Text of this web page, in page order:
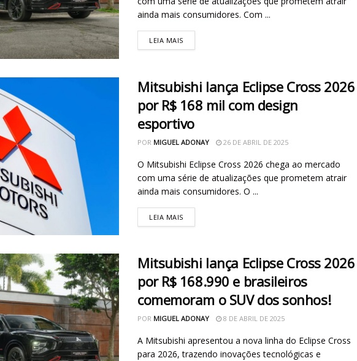
ainda mais consumidores. Com ...
LEIA MAIS
Mitsubishi lança Eclipse Cross 2026
por R$ 168 mil com design
esportivo
POR MIGUEL ADONAY 26 DE ABRIL DE 2025
O Mitsubishi Eclipse Cross 2026 chega ao mercado
com uma série de atualizações que prometem atrair
ainda mais consumidores. O ...
LEIA MAIS
Mitsubishi lança Eclipse Cross 2026
por R$ 168.990 e brasileiros
comemoram o SUV dos sonhos!
POR MIGUEL ADONAY 8 DE ABRIL DE 2025
A Mitsubishi apresentou a nova linha do Eclipse Cross
para 2026, trazendo inovações tecnológicas e